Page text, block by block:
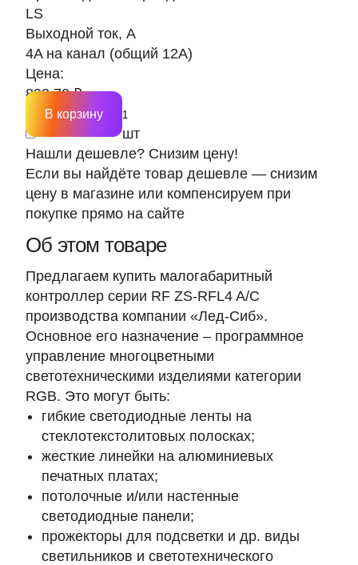
LS
Выходной ток, А
4A на канал (общий 12A)
Цена:
803.70 ₽
шт
В корзину
Нашли дешевле? Снизим цену!
Если вы найдёте товар дешевле — снизим
цену в магазине или компенсируем при
покупке прямо на сайте
Об этом товаре
Предлагаем купить малогабаритный
контроллер серии RF ZS-RFL4 A/C
производства компании «Лед-Сиб».
Основное его назначение – программное
управление многоцветными
светотехническими изделиями категории
RGB. Это могут быть:
гибкие светодиодные ленты на
стеклотекстолитовых полосках;
жесткие линейки на алюминиевых
печатных платах;
потолочные и/или настенные
светодиодные панели;
прожекторы для подсветки и др. виды
светильников и светотехнического